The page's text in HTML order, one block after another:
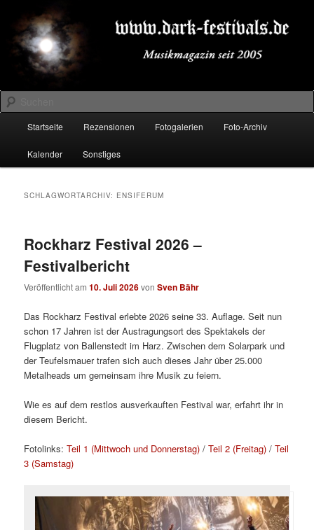
primären
Inhalt
springen
sekundären
Inhalt
springenDARK-FESTIVALS.DE
Suchen
Startseite Rezensionen Fotogalerien Foto-Archiv
Kalender Sonstiges
SCHLAGWORTARCHIV: ENSIFERUM
Rockharz Festival 2026 –
Festivalbericht
Veröffentlicht am10. Juli 2026vonSven Bähr
Das Rockharz Festival erlebte 2026 seine 33. Auflage. Seit nun
schon 17 Jahren ist der Austragungsort des Spektakels der
Flugplatz von Ballenstedt im Harz. Zwischen dem Solarpark und
der Teufelsmauer trafen sich auch dieses Jahr über 25.000
Metalheads um gemeinsam ihre Musik zu feiern.
Wie es auf dem restlos ausverkauften Festival war, erfahrt ihr in
diesem Bericht.
Fotolinks:Teil 1 (Mittwoch und Donnerstag) /Teil 2 (Freitag) /Teil
3 (Samstag)